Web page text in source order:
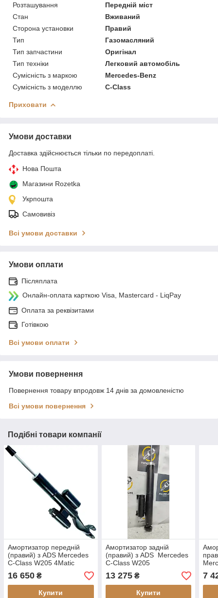
Розташування
Передній міст
Стан
Вживаний
Сторона установки
Правий
Тип
Газомасляний
Тип запчастини
Оригінал
Тип техніки
Легковий автомобіль
Сумісність з маркою
Mercedes-Benz
Сумісність з моделлю
C-Class
Приховати
Умови доставки
Доставка здійснюється тільки по передоплаті.
Нова Пошта
Магазини Rozetka
Укрпошта
Самовивіз
Всі умови доставки
Умови оплати
Післяплата
Онлайн-оплата карткою Visa, Mastercard - LiqPay
Оплата за реквізитами
Готівкою
Всі умови оплати
Умови повернення
Повернення товару впродовж 14 днів за домовленістю
Всі умови повернення
Подібні товари компанії
Амортизатор передній
(правий) з ADS Mercedes
C-Class W205 4Matic
(відновлений)
16 650 ₴
Купити
Амортизатор задній
(правий) з ADS Mercedes
C-Class W205
(відновлений)
13 275₴
Купити
7